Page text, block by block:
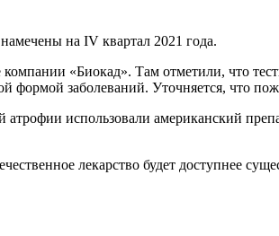
на IV квартал 2021 года.
«Биокад». Там отметили, что
формой заболеваний. Уточняется, что
использовали американский
лекарство будет доступнее